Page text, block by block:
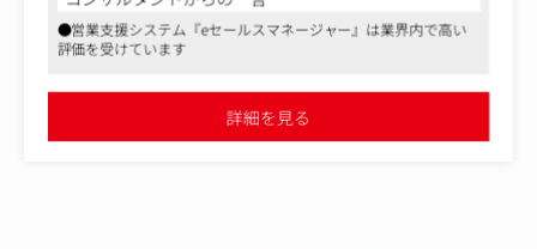
【具体的にお任せしたいこと】
・カスタマーサクセスマネージャーとして担当顧客に寄り
添いながら、システムの定着、活用をご支援いただきま
せん。（当ポジションとは別に、既存営業部隊がいます）
その為、新規契約後のオンボーディングから活用フェーズ
・ソフトブレーン株式会社は、顧客の課題解決に深く寄り添うカ
スタマーサクセスに特化したポジションが魅力です。
長を直接支援できるやりがいがあります。
・働きやすい環境と成長機会が整った同社で、ぜひ新たなキャリ
アに挑戦してみてください！詳細を見る